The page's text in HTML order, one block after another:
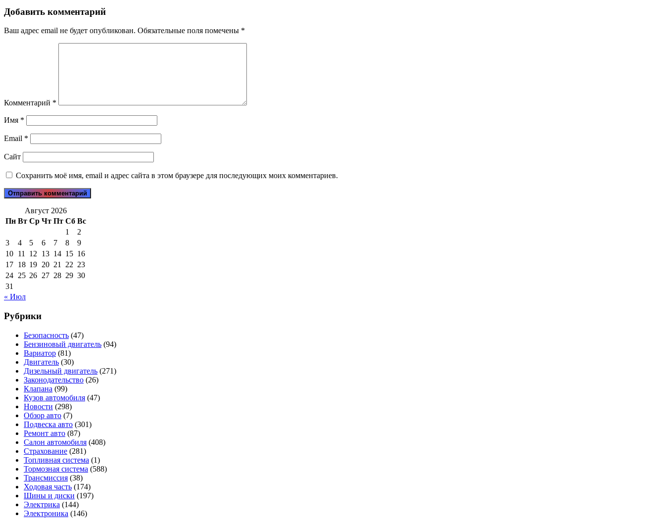
Добавить комментарий
Ваш адрес email не будет опубликован. Обязательные поля помечены *
Комментарий *
Имя *
Email *
Сайт
Сохранить моё имя, email и адрес сайта в этом браузере для последующих моих комментариев.
Август 2026
Пн Вт Ср Чт Пт Сб Вс
1
2
3
4 5 6 7 8
9
10 11 12 13 14 15 16
17 18 19 20 21 22 23
24 25 26 27 28 29 30
31
« Июл
Рубрики
Безопасность (47)
Бензиновый двигатель (94)
Вариатор (81)
Двигатель (30)
Дизельный двигатель (271)
Законодательство (26)
Клапана (99)
Кузов автомобиля (47)
Новости (298)
Обзор авто (7)
Подвеска авто (301)
Ремонт авто (87)
Салон автомобиля (408)
Страхование (281)
Топливная система (1)
Тормозная система (588)
Трансмиссия (38)
Ходовая часть (174)
Шины и диски (197)
Электрика (144)
Электроника (146)